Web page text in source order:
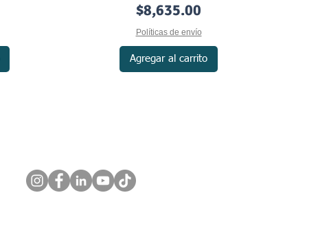
Precio
$8,635.00
Políticas de envío
Agregar al carrito